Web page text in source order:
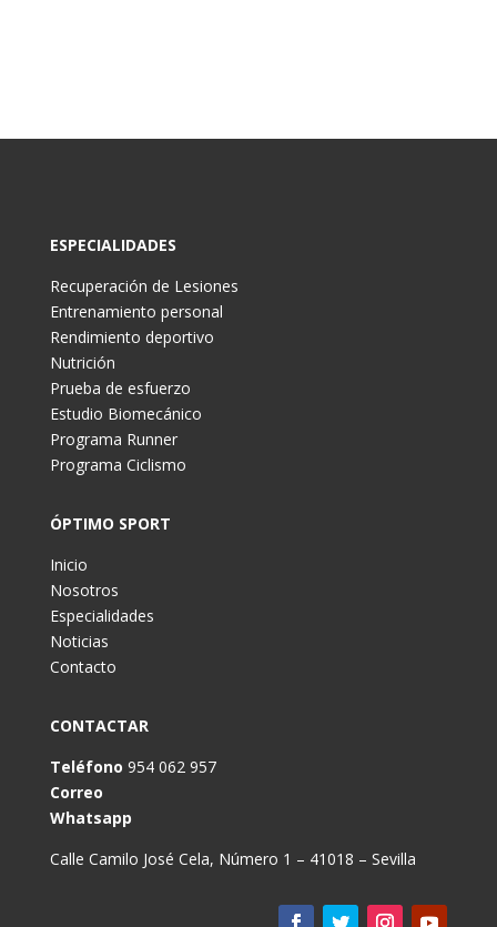
ESPECIALIDADES
Recuperación de Lesiones
Entrenamiento personal
Rendimiento deportivo
Nutrición
Prueba de esfuerzo
Estudio Biomecánico
Programa Runner
Programa Ciclismo
ÓPTIMO SPORT
Inicio
Nosotros
Especialidades
Noticias
Contacto
CONTACTAR
Teléfono 954 062 957
Correo
Whatsapp
Calle Camilo José Cela, Número 1 – 41018 – Sevilla